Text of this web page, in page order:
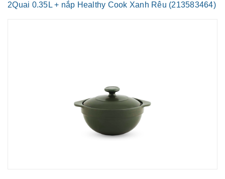
2Quai 0.35L + nắp Healthy Cook Xanh Rêu (213583464)